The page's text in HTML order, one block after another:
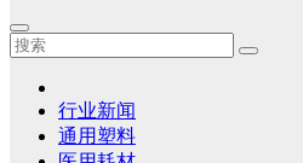
行业新闻
通用塑料